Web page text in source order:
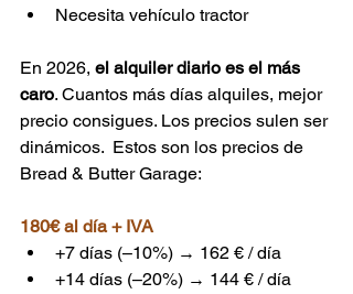
Necesita vehículo tractor
En 2026, el alquiler diario es el más
caro. Cuantos más días alquiles, mejor
precio consigues. Los precios sulen ser
dinámicos.  Estos son los precios de
Bread & Butter Garage:
180€ al día + IVA
+7 días (–10%) → 162 € / día
+14 días (–20%) → 144 € / día